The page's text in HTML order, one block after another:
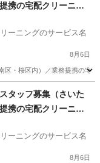
携の宅配クリーニン
ーニングのサービス名
8月6日
区・桜区内）／業務提携の
タッフ募集（さいた
携の宅配クリーニン
ーニングのサービス名
8月6日